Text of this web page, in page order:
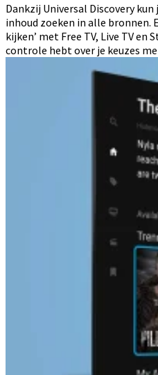
Dankzij Universal Discovery kun
inhoud zoeken in alle bronnen.
kijken’ met Free TV, Live TV
controle hebt over je keuzes